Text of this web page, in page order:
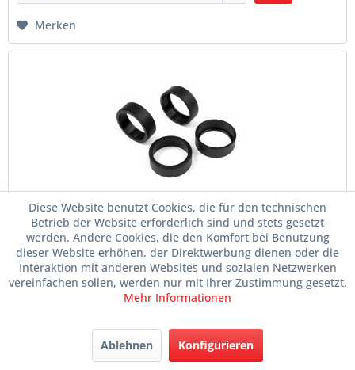
Merken
Führungsbuchse für Alu-Achsschenkel, Kunststoff
Artikelnr. 028-352290
Im Laden verfügbar
Diese Website benutzt Cookies, die für den technischen
Betrieb der Website erforderlich sind und stets gesetzt
werden. Andere Cookies, die den Komfort bei Benutzung
dieser Website erhöhen, der Direktwerbung dienen oder die
Interaktion mit anderen Websites und sozialen Netzwerken
vereinfachen sollen, werden nur mit Ihrer Zustimmung gesetzt.
Mehr Informationen
Ablehnen Konfigurieren